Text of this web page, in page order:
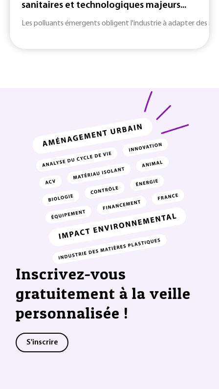
sanitaires et technologiques majeurs...
Les polluants émergents obligent l'industrie à adapter des
Inscrivez-vous
gratuitement à la veille
personnalisée !
S'inscrire